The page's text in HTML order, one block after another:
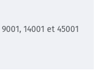
14001 et 45001